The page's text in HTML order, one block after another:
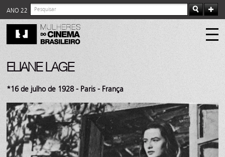
ANO 22
ELIANE LAGE
*16 de julho de 1928 - Paris - França